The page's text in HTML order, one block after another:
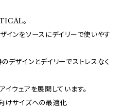
。
インをソースにデイリーで使いやす
デザインとデイリーでストレスなく
イウェアを展開しています。
けサイズへの最適化